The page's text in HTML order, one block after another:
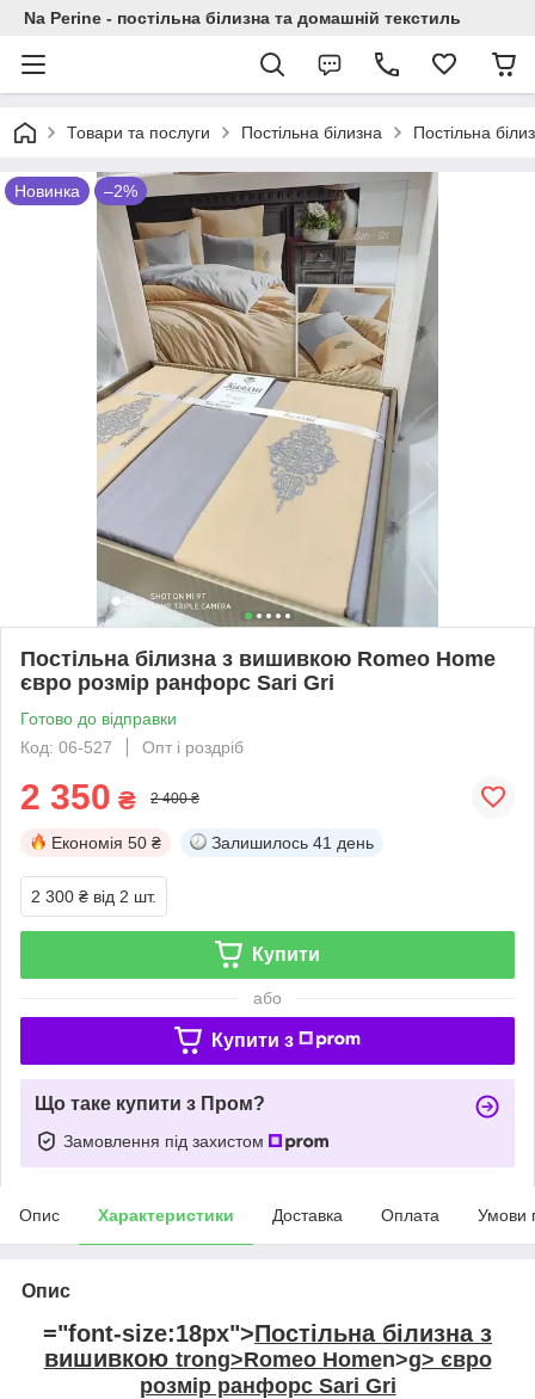
Na Perine - постільна білизна та домашній текстиль
Товари та послуги Постільна білизна Постільна
Новинка –2%
Постільна білизна з вишивкою Romeo Home
євро розмір ранфорс Sari Gri
Готово до відправки
Код: 06-527
Опт і роздріб
2 350 ₴ 2 400 ₴
Економія 50 ₴ Залишилось 41 день
2 300 ₴ від 2 шт.
Купити
або
Купити з
Що таке купити з Пром?
Замовлення під захистом
Опис Характеристики Доставка Оплата Умови
Опис
="font-size:18px">Постільна білизна з
вишивкою trong>Romeo Homen>g> євро
розмір ранфорс Sari Gri